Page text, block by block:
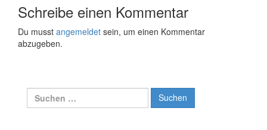
Schreibe einen Kommentar
Du musst angemeldet sein, um einen Kommentar
abzugeben.
Suche
nach: